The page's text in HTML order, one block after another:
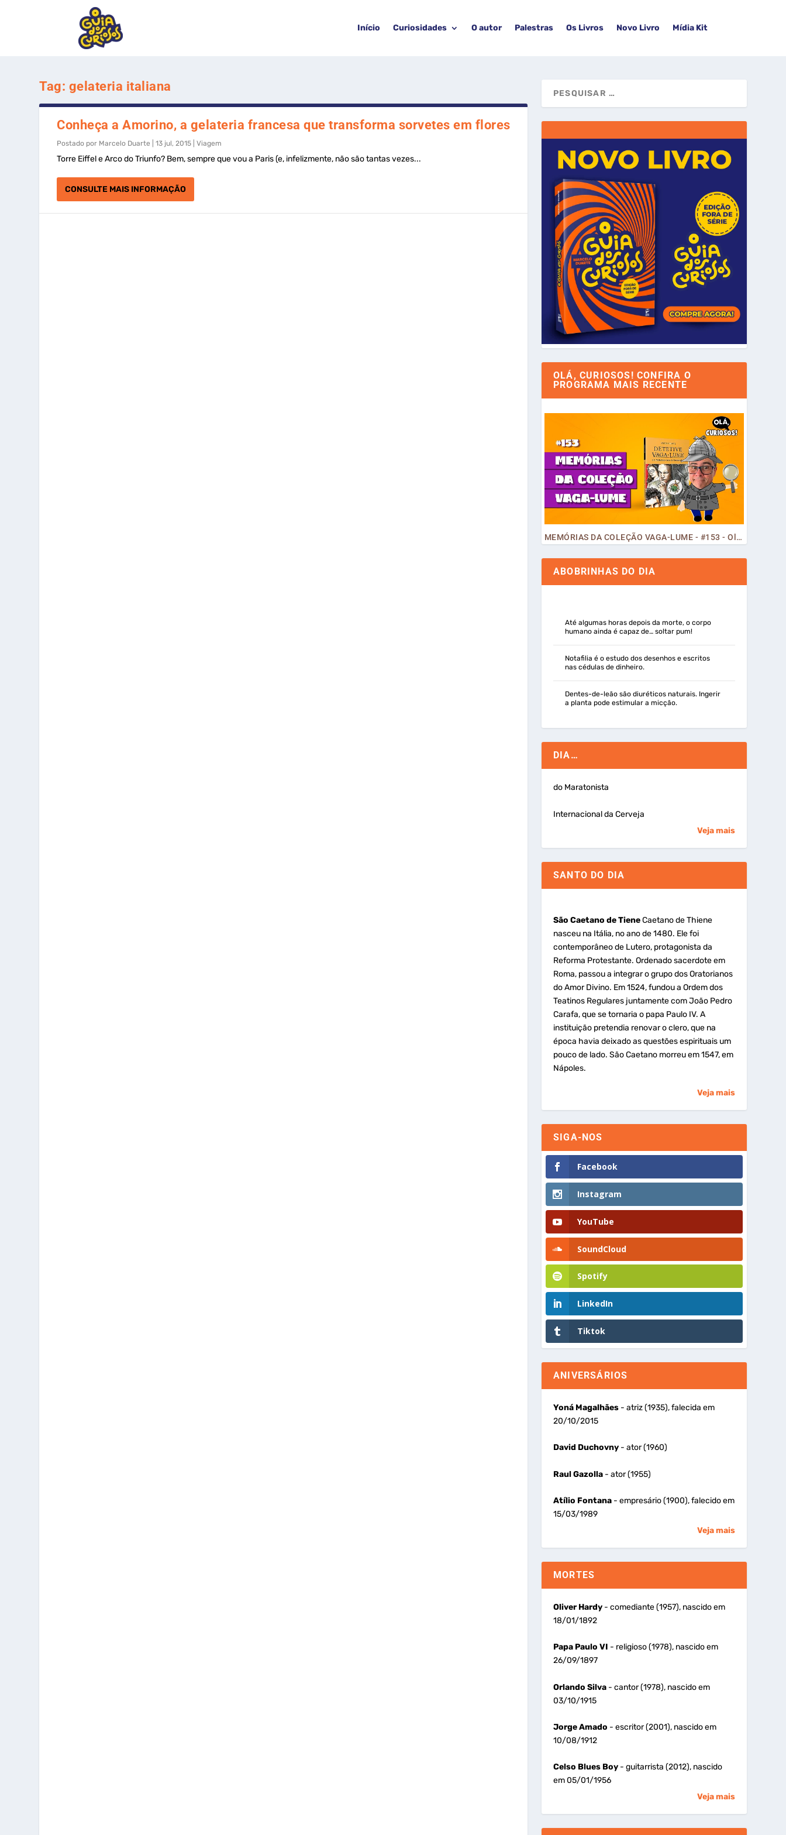
Início Curiosidades O autor Palestras Os Livros Novo Livro Mídia Kit
Tag: gelateria italiana
Conheça a Amorino, a gelateria francesa que transforma sorvetes em flores
Postado por Marcelo Duarte |13 jul, 2015 |Viagem
Torre Eiffel e Arco do Triunfo? Bem, sempre que vou a Paris (e, infelizmente, não são tantas vezes...
CONSULTE MAIS INFORMAÇÃO
OLÁ, CURIOSOS! CONFIRA O
PROGRAMA MAIS RECENTE
MEMÓRIAS DA COLEÇÃO VAGA-LUME - #153 - Olá, Curiosos! 2023
ABOBRINHAS DO DIA
Até algumas horas depois da morte, o corpo
humano ainda é capaz de… soltar pum!
Notafilia é o estudo dos desenhos e escritos
nas cédulas de dinheiro.
Dentes-de-leão são diuréticos naturais. Ingerir
a planta pode estimular a micção.
DIA…
do Maratonista
Internacional da Cerveja
Veja mais
SANTO DO DIA
São Caetano de TieneCaetano de Thiene
nasceu na Itália, no ano de 1480. Ele foi
contemporâneo de Lutero, protagonista da
Reforma Protestante. Ordenado sacerdote em
Roma, passou a integrar o grupo dos Oratorianos
do Amor Divino. Em 1524, fundou a Ordem dos
Teatinos Regulares juntamente com João Pedro
Carafa, que se tornaria o papa Paulo IV. A
instituição pretendia renovar o clero, que na
época havia deixado as questões espirituais um
pouco de lado. São Caetano morreu em 1547, em
Nápoles.
Veja mais
SIGA-NOS
Facebook
Instagram
YouTube
SoundCloud
Spotify
LinkedIn
Tiktok
ANIVERSÁRIOS
Yoná Magalhães- atriz (1935), falecida em
20/10/2015
David Duchovny- ator (1960)
Raul Gazolla- ator (1955)
Atílio Fontana- empresário (1900), falecido em
15/03/1989
Veja mais
MORTES
Oliver Hardy- comediante (1957), nascido em
18/01/1892
Papa Paulo VI - religioso (1978), nascido em
26/09/1897
Orlando Silva- cantor (1978), nascido em
03/10/1915
Jorge Amado - escritor (2001), nascido em
10/08/1912
Celso Blues Boy- guitarrista (2012), nascido
em 05/01/1956
Veja mais